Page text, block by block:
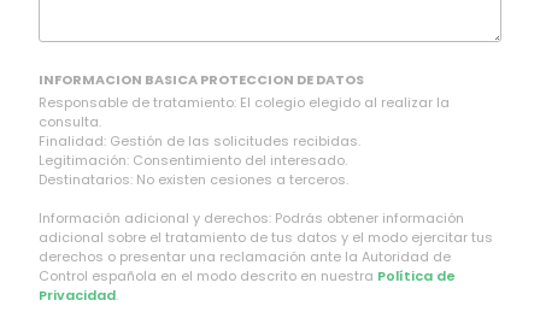
INFORMACION BASICA PROTECCION DE DATOS
Responsable de tratamiento: El colegio elegido al realizar la
consulta.
Finalidad: Gestión de las solicitudes recibidas.
Legitimación: Consentimiento del interesado.
Destinatarios: No existen cesiones a terceros.
Información adicional y derechos: Podrás obtener información
adicional sobre el tratamiento de tus datos y el modo ejercitar tus
derechos o presentar una reclamación ante la Autoridad de
Control española en el modo descrito en nuestra Política de
Privacidad.